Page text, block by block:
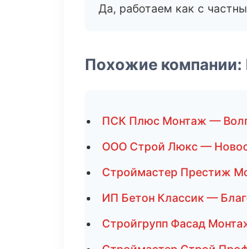
Да, работаем как с
Похожие компании:
ПСК Плюс Монтаж —
ООО Строй Люкс —
Строймастер Престиж
ИП Бетон Классик —
Стройгрупп Фасад